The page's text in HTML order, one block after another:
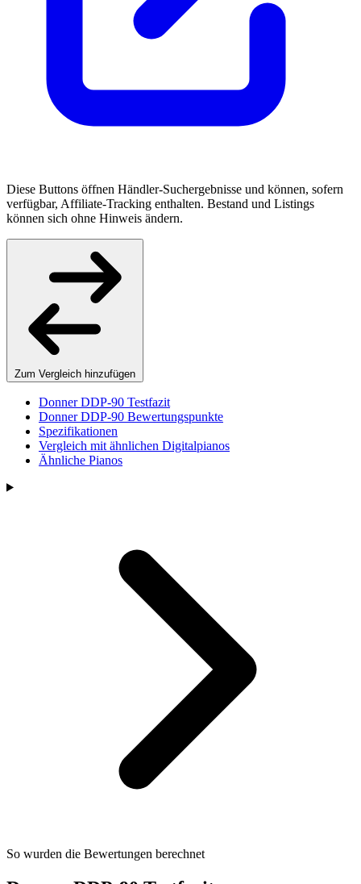
Diese Buttons öffnen Händler-Suchergebnisse und können, sofern
verfügbar, Affiliate-Tracking enthalten. Bestand und Listings
können sich ohne Hinweis ändern.
Zum Vergleich hinzufügen
Donner DDP-90 Testfazit
Donner DDP-90 Bewertungspunkte
Spezifikationen
Vergleich mit ähnlichen Digitalpianos
Ähnliche Pianos
So wurden die Bewertungen berechnet